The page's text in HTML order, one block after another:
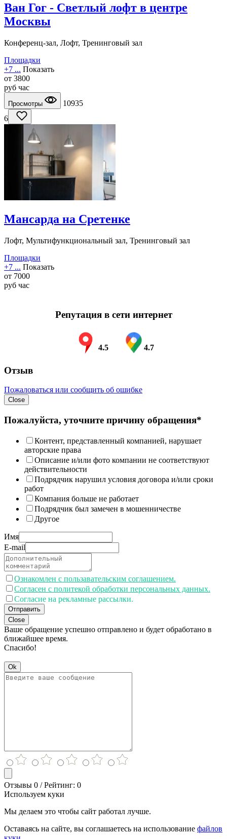
Ван Гог - Светлый лофт в центре
Москвы
Конференц-зал, Лофт, Тренинговый зал
Площадки
+7 ... Показать
от 3800
руб час
Просмотры
10935
6
Мансарда на Сретенке
Лофт, Мультифункциональный зал, Тренинговый зал
Площадки
+7 ... Показать
от 7000
руб час
Репутация в сети интернет
4.5 4.7
Отзыв
Пожаловаться или сообщить об ошибке
Close
Пожалуйста, уточните причину обращения*
Контент, представленный компанией, нарушает
авторские права
Описание и/или фото компании не соответствуют
действительности
Подрядчик нарушил условия договора и/или сроки
работ
Компания больше не работает
Подрядчик был замечен в мошенничестве
Другое
Имя
E-mail
Ознакомлен с пользавательским соглашением.
Согласен с политекой обработки персональных данных.
Согласие на рекламные рассылки.
Отправить
Close
Ваше обращение успешно отправлено и будет обработано в
ближайшее время.
Спасибо!
Ok
Отзывы 0 / Рейтинг: 0
Используем куки
Мы делаем это чтобы сайт работал лучше.
Оставаясь на сайте, вы соглашаетесь на использование файлов